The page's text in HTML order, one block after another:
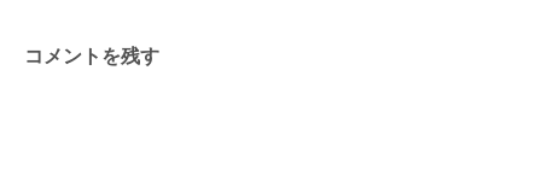
コメントを残す